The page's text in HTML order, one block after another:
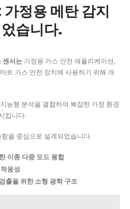
정용 메탄 감지
습니다.
센서는 가정용 가스 안전 애플리케이션,
트 가스 안전 장치에 사용하기 위해 개
능형 분석을 결합하여 복잡한 가정 환경
킵니다.
을 중심으로 설계되었습니다.
이종 다중 모드 융합
응성
출을 위한 소형 광학 구조